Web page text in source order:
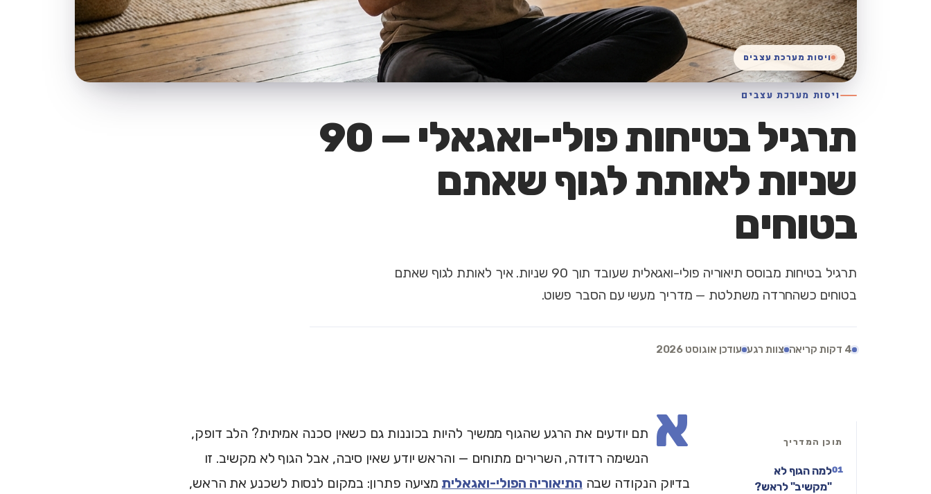
ויסות מערכת עצבים
תרגיל בטיחות פולי-ואגאלי — 90
שניות לאותת לגוף שאתם
בטוחים
תרגיל בטיחות מבוסס תיאוריה פולי-ואגאלית שעובד תוך 90 שניות. איך לאותת לגוף שאתם
בטוחים כשהחרדה משתלטת — מדריך מעשי עם הסבר פשוט.
4 דקות קריאה צוות רגע עודכן אוגוסט 2026
ויסות מערכת עצבים
תוכן המדריך
למה הגוף לא
"מקשיב" לראש?
א תם יודעים את הרגע שהגוף ממשיך להיות בכוננות גם כשאין סכנה אמיתית? הלב דופק,
הנשימה רדודה, השרירים מתוחים — והראש יודע שאין סיבה, אבל הגוף לא מקשיב. זו
בדיוק הנקודה שבה התיאוריה הפולי-ואגאלית מציעה פתרון: במקום לנסות לשכנע את הראש,